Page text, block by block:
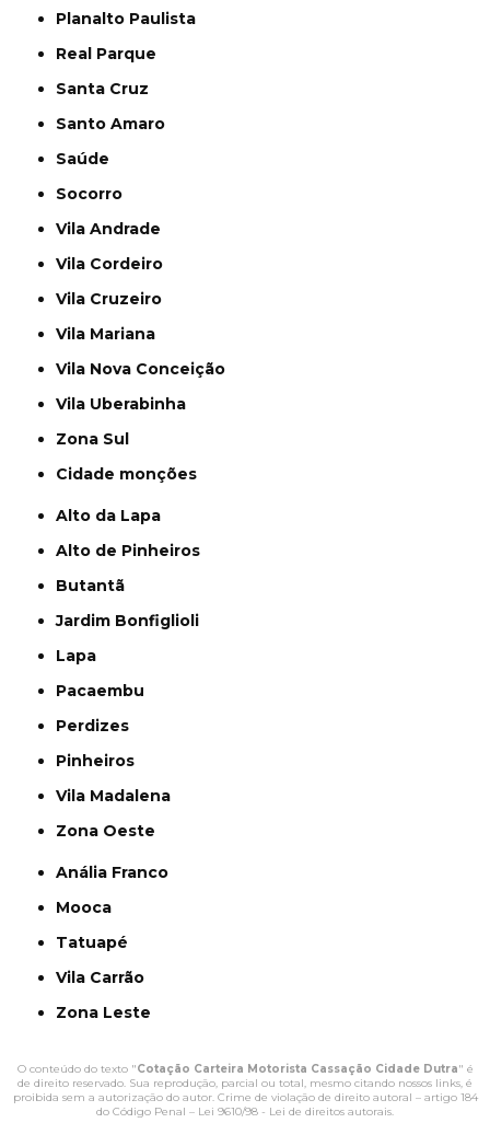
Planalto Paulista
Real Parque
Santa Cruz
Santo Amaro
Saúde
Socorro
Vila Andrade
Vila Cordeiro
Vila Cruzeiro
Vila Mariana
Vila Nova Conceição
Vila Uberabinha
Zona Sul
cidade monções
Alto da Lapa
Alto de Pinheiros
Butantã
Jardim Bonfiglioli
Lapa
Pacaembu
Perdizes
Pinheiros
Vila Madalena
Zona Oeste
Anália Franco
Mooca
Tatuapé
Vila Carrão
Zona Leste
O conteúdo do texto "Cotação Carteira Motorista Cassação Cidade Dutra" é
de direito reservado. Sua reprodução, parcial ou total, mesmo citando nossos links, é
proibida sem a autorização do autor. Crime de violação de direito autoral – artigo 184
do Código Penal – Lei 9610/98 - Lei de direitos autorais.